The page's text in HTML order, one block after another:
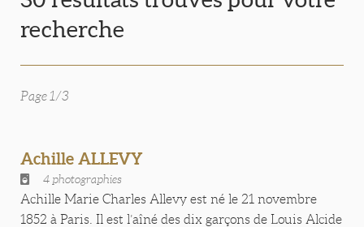
recherche
Page 1/3
Achille ALLEVY
4 photographies
Achille Marie Charles Allevy est né le 21 novembre
1852 à Paris. Il est l’aîné des dix garçons de Louis Alcide